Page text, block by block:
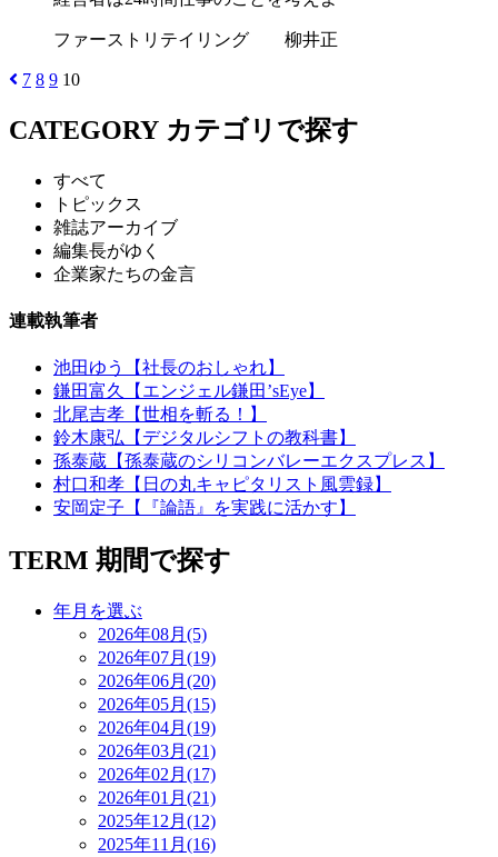
ファーストリテイリング 柳井正
7 8 9 10
CATEGORY カテゴリで探す
すべて
トピックス
雑誌アーカイブ
編集長がゆく
企業家たちの金言
連載執筆者
池田ゆう【社長のおしゃれ】
鎌田富久【エンジェル鎌田’sEye】
北尾吉孝【世相を斬る！】
鈴木康弘【デジタルシフトの教科書】
孫泰蔵【孫泰蔵のシリコンバレーエクスプレス】
村口和孝【日の丸キャピタリスト風雲録】
安岡定子【『論語』を実践に活かす】
TERM 期間で探す
年月を選ぶ
2026年08月(5)
2026年07月(19)
2026年06月(20)
2026年05月(15)
2026年04月(19)
2026年03月(21)
2026年02月(17)
2026年01月(21)
2025年12月(12)
2025年11月(16)